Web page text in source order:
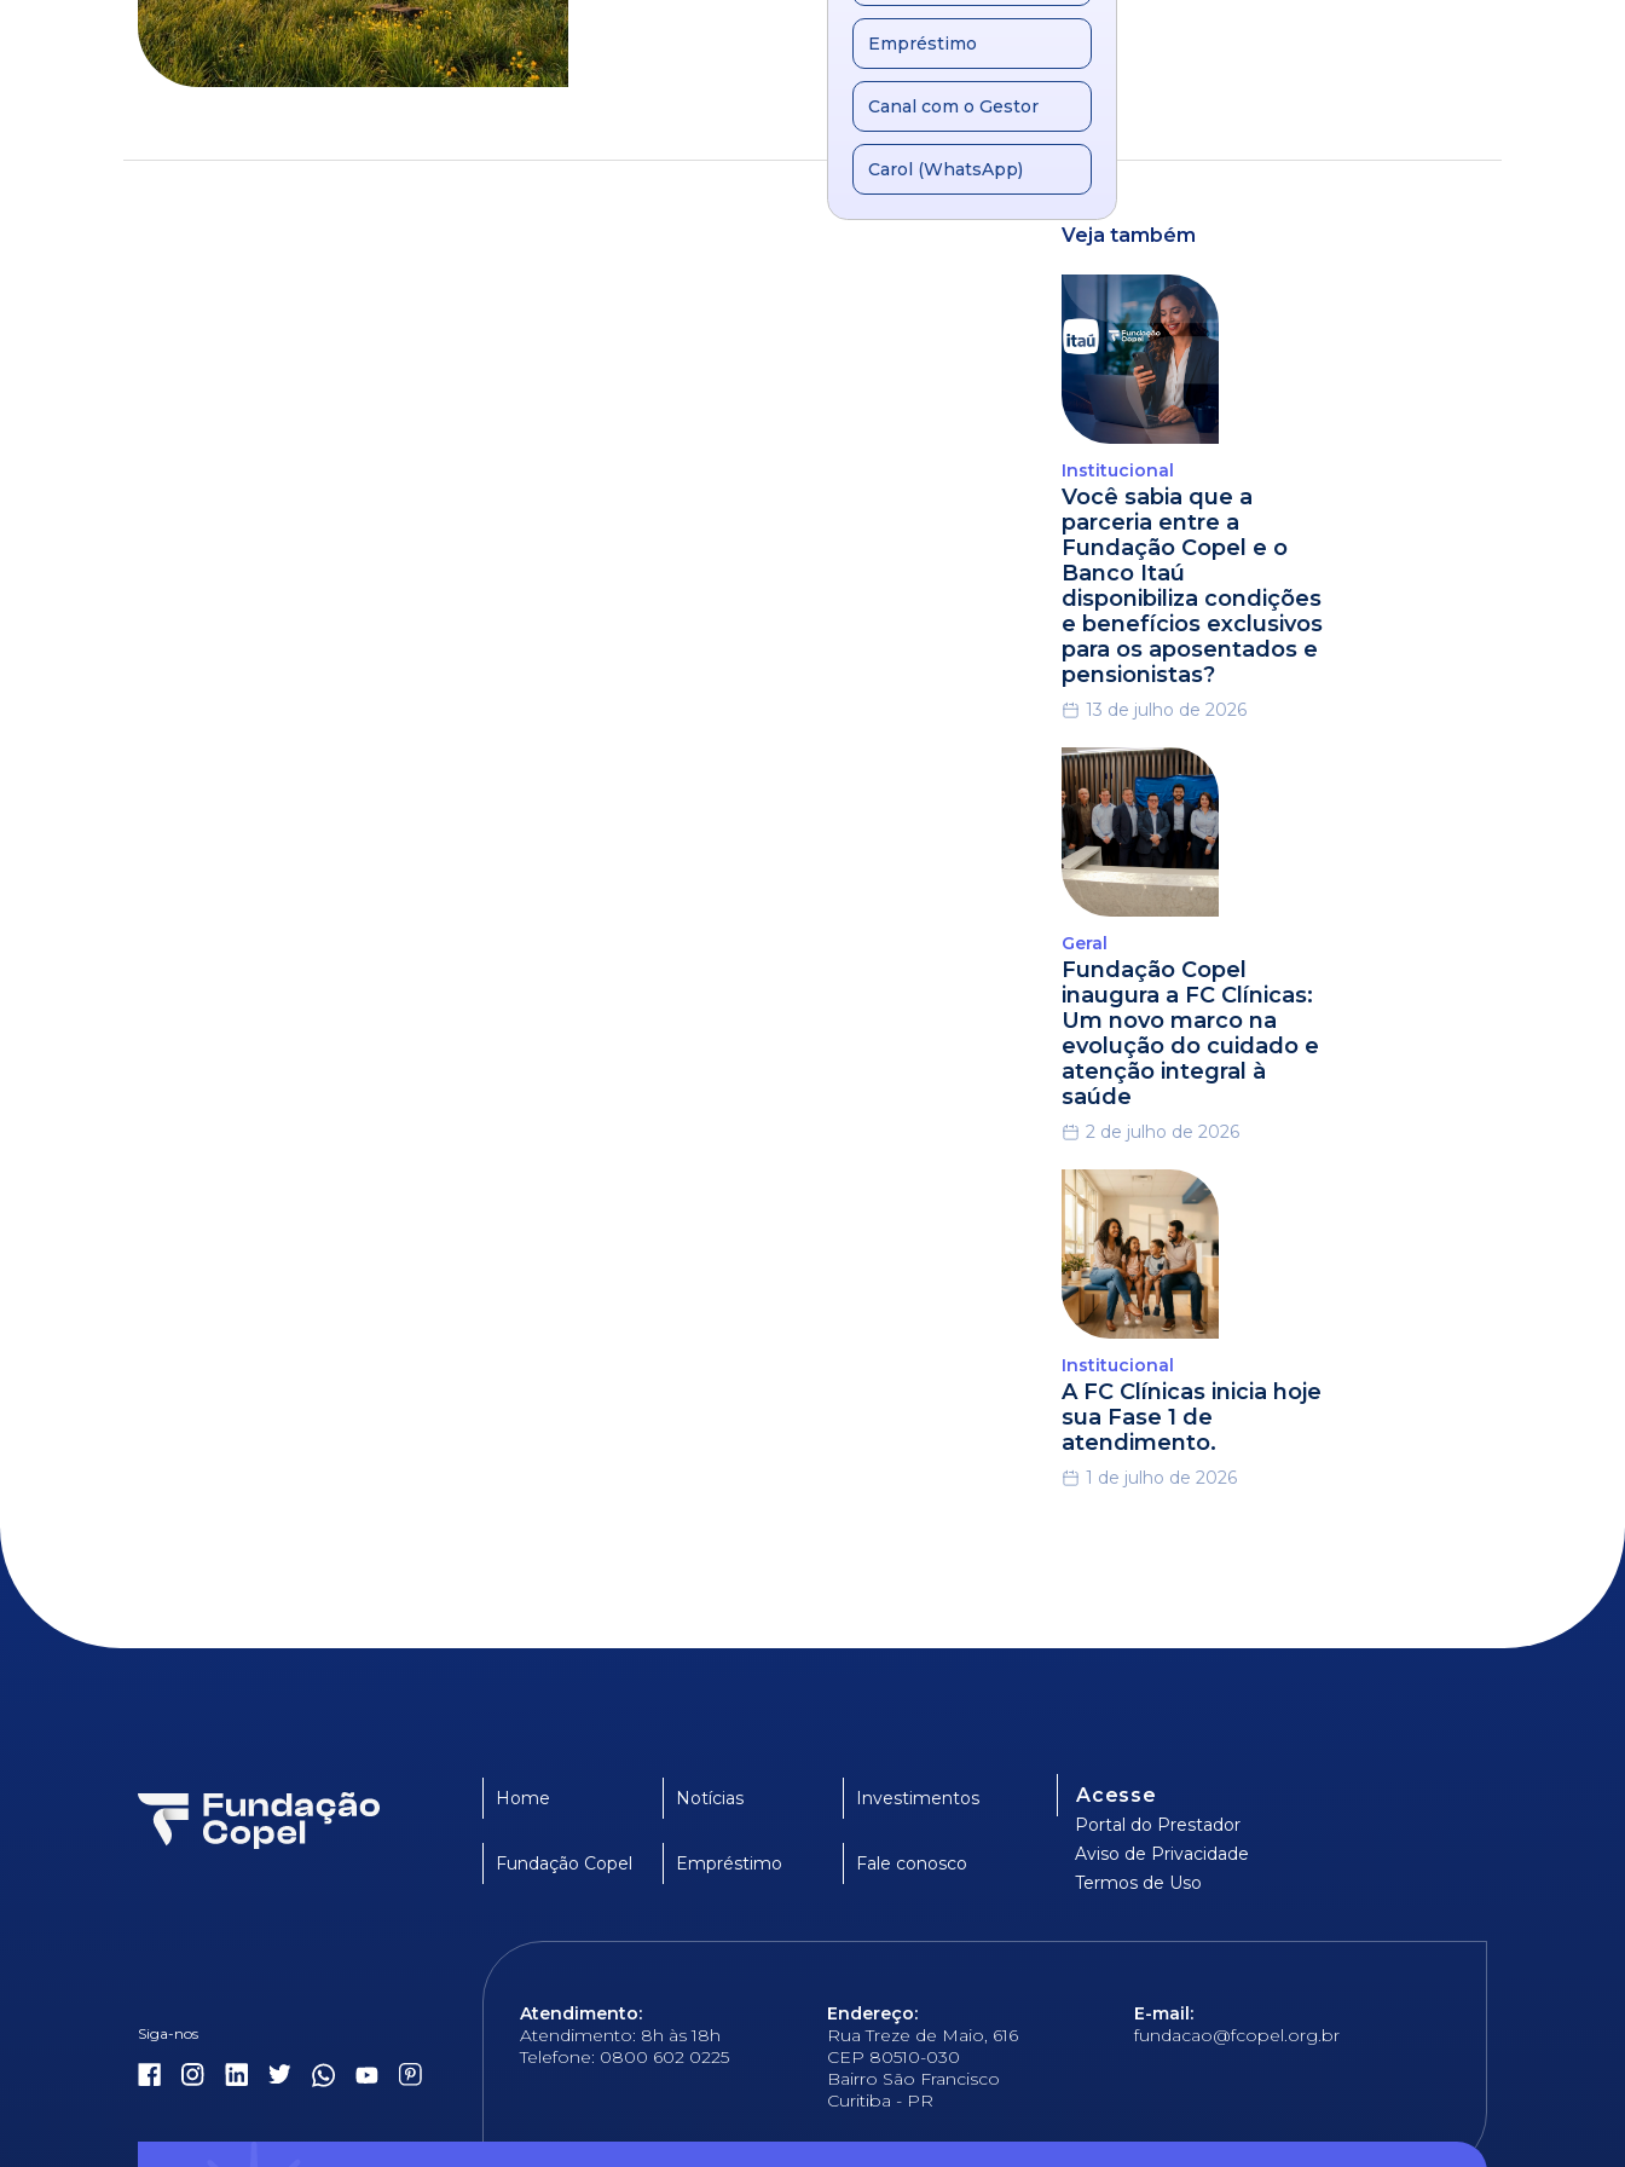
Empréstimo
Canal com o Gestor
Carol (WhatsApp)
Veja também
Institucional
Você sabia que a
parceria entre a
Fundação Copel e o
Banco Itaú
disponibiliza condições
e benefícios exclusivos
para os aposentados e
pensionistas?
13 de julho de 2026
Geral
Fundação Copel
inaugura a FC Clínicas:
Um novo marco na
evolução do cuidado e
atenção integral à
saúde
2 de julho de 2026
Institucional
A FC Clínicas inicia hoje
sua Fase 1 de
atendimento.
1 de julho de 2026
Home Notícias Investimentos
Fundação Copel Empréstimo Fale conosco
Acesse
Portal do Prestador
Aviso de Privacidade
Termos de Uso
Atendimento:
Atendimento: 8h às 18h
Telefone: 0800 602 0225
Endereço:
Rua Treze de Maio, 616
CEP 80510-030
Bairro São Francisco
Curitiba - PR
E-mail:
fundacao@fcopel.org.br